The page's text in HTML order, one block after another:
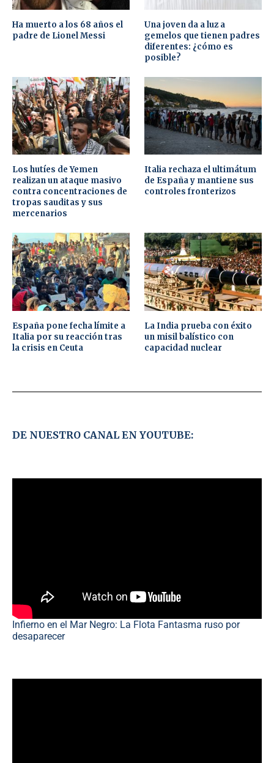
Ha muerto a los 68 años el
padre de Lionel Messi
Una joven da a luz a
gemelos que tienen padres
diferentes: ¿cómo es
posible?
Los hutíes de Yemen
realizan un ataque masivo
contra concentraciones de
tropas sauditas y sus
mercenarios
Italia rechaza el ultimátum
de España y mantiene sus
controles fronterizos
España pone fecha límite a
Italia por su reacción tras
la crisis en Ceuta
La India prueba con éxito
un misil balístico con
capacidad nuclear
DE NUESTRO CANAL EN YOUTUBE:
Infierno en el Mar Negro: La Flota Fantasma ruso por
desaparecer